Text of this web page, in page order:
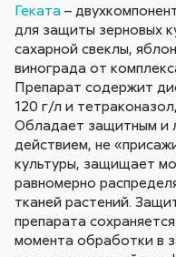
Геката –
для защиты зерновых
сахарной свеклы,
винограда от
Препарат содержит
120 г/л и
Обладает защитным и
действием, не
культуры, защищает
равномерно
тканей растений.
препарата
момента обработки в